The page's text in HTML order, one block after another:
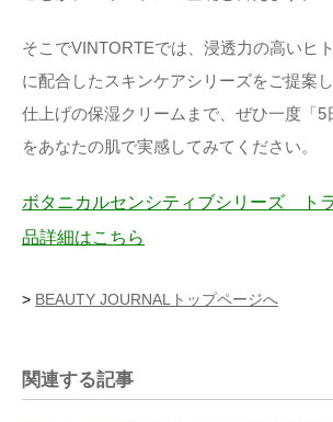
そこでVINTORTEでは、浸透力の高いヒ
に配合したスキンケアシリーズをご提案
仕上げの保湿クリームまで、ぜひ一度「5
をあなたの肌で実感してみてください。
ボタニカルセンシティブシリーズ ト
品詳細はこちら
> BEAUTY JOURNALトップページへ
関連する記事